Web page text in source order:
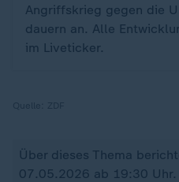
Angriffskrieg gegen die
dauern an. Alle
im Liveticker.
Über dieses Thema
07.05.2026 ab 19:30 Uhr.